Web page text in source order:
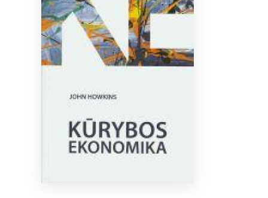
+370 667 80 541